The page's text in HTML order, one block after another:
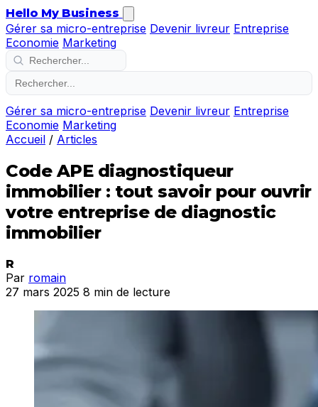
Hello My Business
Gérer sa micro-entreprise Devenir livreur Entreprise
Economie Marketing
Gérer sa micro-entreprise Devenir livreur Entreprise
Economie Marketing
Accueil / Articles
Code APE diagnostiqueur
immobilier : tout savoir pour ouvrir
votre entreprise de diagnostic
immobilier
R
Par romain
27 mars 2025 8 min de lecture